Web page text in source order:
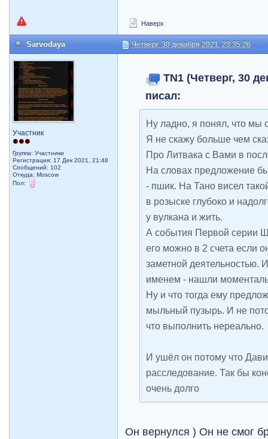
Наверх
Sarvodaya Четверг, 30 декабря 2021, 23:35:26
Участник
Группа: Участники
Регистрация: 17 Дек 2021, 21:48
Сообщений: 102
Откуда: Moscow
Пол:
TN1 (Четверг, 30
писал:
Ну ладно, я понял, что мы
Я не скажу больше чем
Про Литвака с Вами в
На словах предложение
- пшик. На Тано висел
в розыске глубоко и
у вулкана и жить.
А события Первой серии
его можно в 2 счета если
заметной деятельностью.
именем - нашли
Ну и что тогда ему
мыльный пузырь. И не
что выполнить нереально.
И ушёл он потому что
расследование. Так бы
очень долго
Он вернулся ) Он не смог